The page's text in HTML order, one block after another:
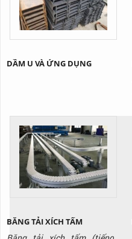
DẦM U VÀ ỨNG DỤNG
BĂNG TẢI XÍCH TẤM